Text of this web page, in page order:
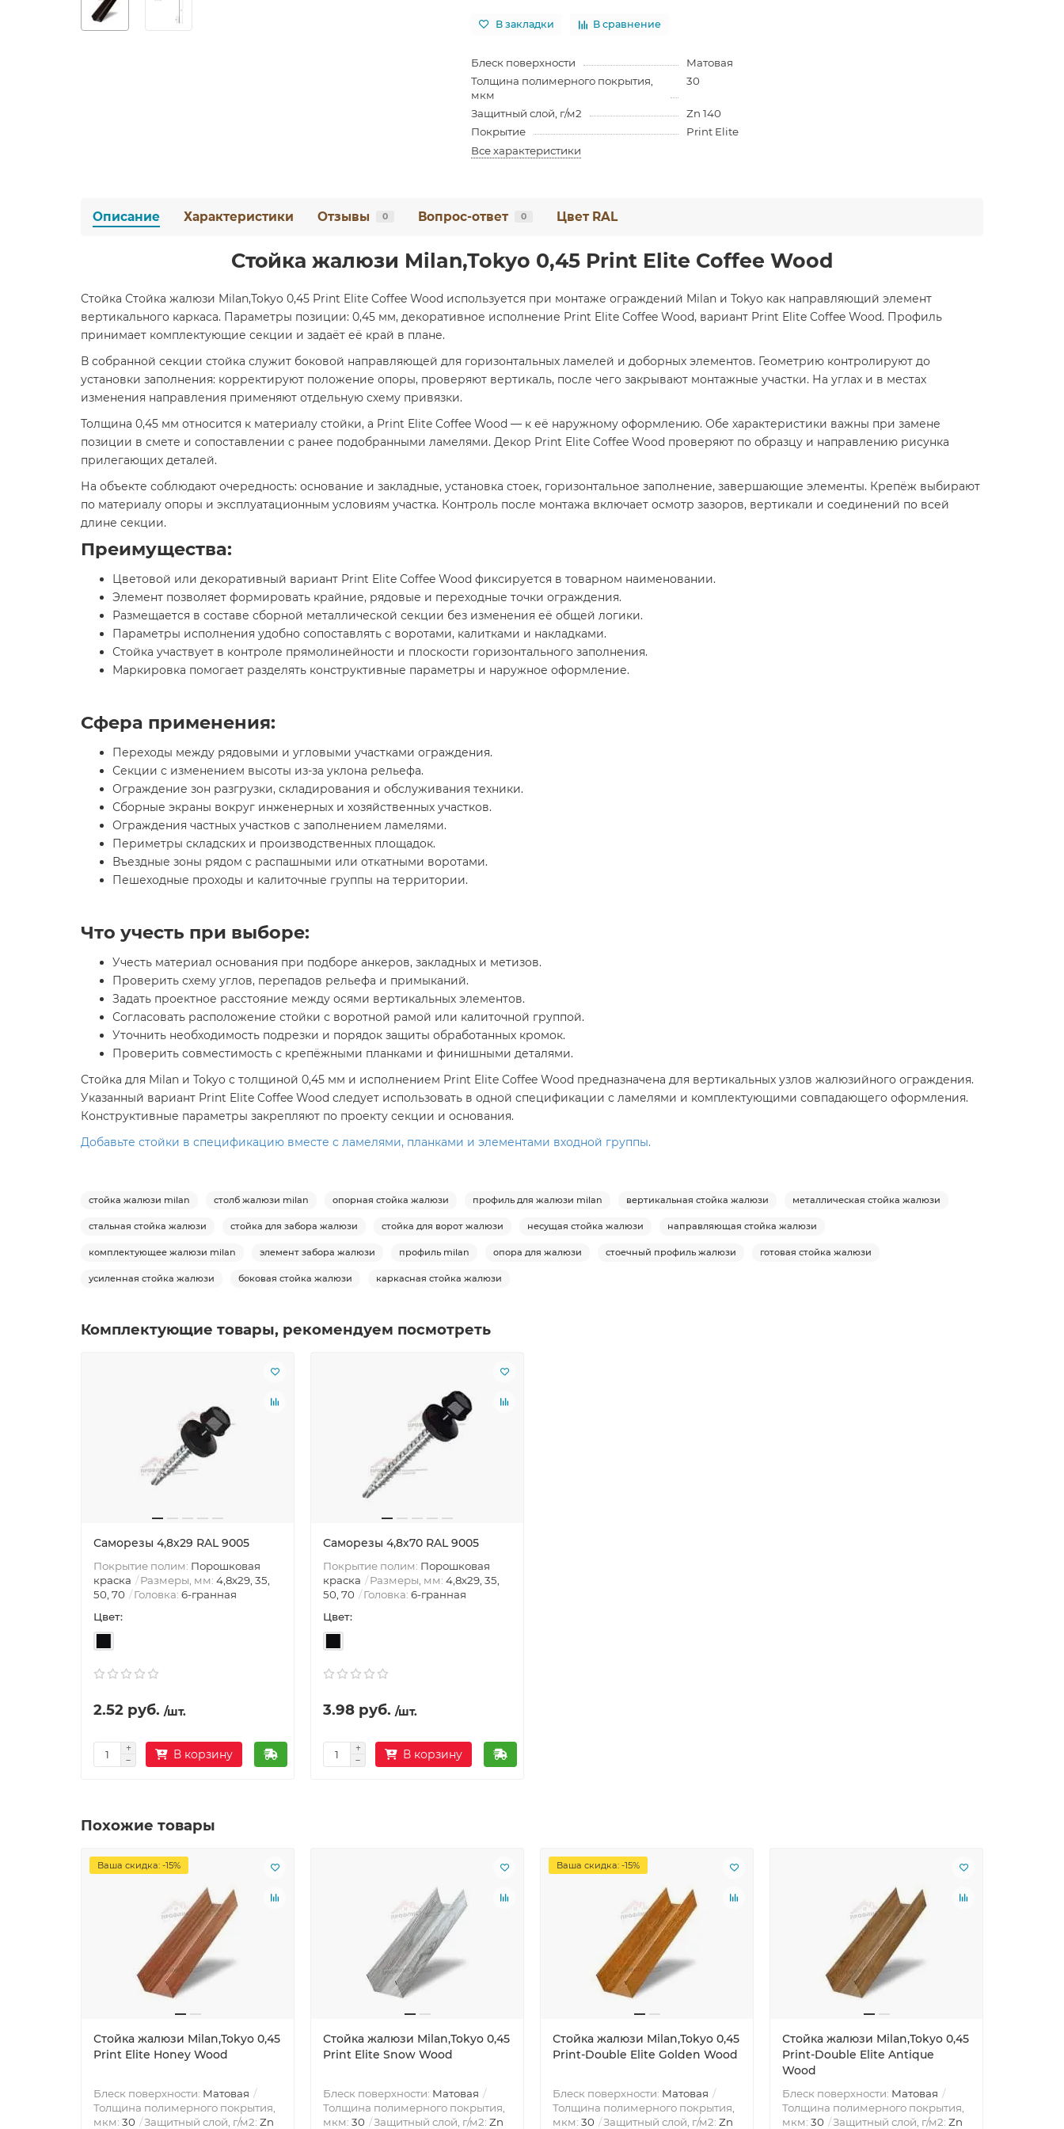
В закладки В сравнение
Блеск поверхности
Матовая
Толщина полимерного покрытия,
мкм
30
Защитный слой, г/м2
Zn 140
Покрытие
Print Elite
Все характеристики
Описание Характеристики Отзывы 0 Вопрос-ответ 0 Цвет RAL
Стойка жалюзи Milan,Tokyo 0,45 Print Elite Coffee Wood
Стойка Стойка жалюзи Milan,Tokyo 0,45 Print Elite Coffee Wood используется при монтаже ограждений Milan и Tokyo как направляющий элемент
вертикального каркаса. Параметры позиции: 0,45 мм, декоративное исполнение Print Elite Coffee Wood, вариант Print Elite Coffee Wood. Профиль
принимает комплектующие секции и задаёт её край в плане.
В собранной секции стойка служит боковой направляющей для горизонтальных ламелей и доборных элементов. Геометрию контролируют до
установки заполнения: корректируют положение опоры, проверяют вертикаль, после чего закрывают монтажные участки. На углах и в местах
изменения направления применяют отдельную схему привязки.
Толщина 0,45 мм относится к материалу стойки, а Print Elite Coffee Wood — к её наружному оформлению. Обе характеристики важны при замене
позиции в смете и сопоставлении с ранее подобранными ламелями. Декор Print Elite Coffee Wood проверяют по образцу и направлению рисунка
прилегающих деталей.
На объекте соблюдают очередность: основание и закладные, установка стоек, горизонтальное заполнение, завершающие элементы. Крепёж выбирают
по материалу опоры и эксплуатационным условиям участка. Контроль после монтажа включает осмотр зазоров, вертикали и соединений по всей
длине секции.
Преимущества:
Цветовой или декоративный вариант Print Elite Coffee Wood фиксируется в товарном наименовании.
Элемент позволяет формировать крайние, рядовые и переходные точки ограждения.
Размещается в составе сборной металлической секции без изменения её общей логики.
Параметры исполнения удобно сопоставлять с воротами, калитками и накладками.
Стойка участвует в контроле прямолинейности и плоскости горизонтального заполнения.
Маркировка помогает разделять конструктивные параметры и наружное оформление.
Сфера применения:
Переходы между рядовыми и угловыми участками ограждения.
Секции с изменением высоты из-за уклона рельефа.
Ограждение зон разгрузки, складирования и обслуживания техники.
Сборные экраны вокруг инженерных и хозяйственных участков.
Ограждения частных участков с заполнением ламелями.
Периметры складских и производственных площадок.
Въездные зоны рядом с распашными или откатными воротами.
Пешеходные проходы и калиточные группы на территории.
Что учесть при выборе:
Учесть материал основания при подборе анкеров, закладных и метизов.
Проверить схему углов, перепадов рельефа и примыканий.
Задать проектное расстояние между осями вертикальных элементов.
Согласовать расположение стойки с воротной рамой или калиточной группой.
Уточнить необходимость подрезки и порядок защиты обработанных кромок.
Проверить совместимость с крепёжными планками и финишными деталями.
Стойка для Milan и Tokyo с толщиной 0,45 мм и исполнением Print Elite Coffee Wood предназначена для вертикальных узлов жалюзийного ограждения.
Указанный вариант Print Elite Coffee Wood следует использовать в одной спецификации с ламелями и комплектующими совпадающего оформления.
Конструктивные параметры закрепляют по проекту секции и основания.
Добавьте стойки в спецификацию вместе с ламелями, планками и элементами входной группы.
стойка жалюзи milan столб жалюзи milan опорная стойка жалюзи профиль для жалюзи milan вертикальная стойка жалюзи металлическая стойка жалюзи
стальная стойка жалюзи стойка для забора жалюзи стойка для ворот жалюзи несущая стойка жалюзи направляющая стойка жалюзи
комплектующее жалюзи milan элемент забора жалюзи профиль milan опора для жалюзи стоечный профиль жалюзи готовая стойка жалюзи
усиленная стойка жалюзи боковая стойка жалюзи каркасная стойка жалюзи
Комплектующие товары, рекомендуем посмотреть
Саморезы 4,8х29 RAL 9005
Покрытие полим: Порошковая
краска
Размеры, мм: 4,8х29, 35,
50, 70
Головка: 6-гранная
Цвет:
2.52 руб. /шт.
В корзину
Саморезы 4,8х70 RAL 9005
Покрытие полим: Порошковая
краска
Размеры, мм: 4,8х29, 35,
50, 70
Головка: 6-гранная
Цвет:
3.98 руб. /шт.
В корзину
Похожие товары
Ваша скидка: -15%
Стойка жалюзи Milan,Tokyo 0,45
Print Elite Honey Wood
Блеск поверхности: Матовая
Толщина полимерного покрытия,
мкм: 30 Защитный слой, г/м2: Zn
Стойка жалюзи Milan,Tokyo 0,45
Print Elite Snow Wood
Блеск поверхности: Матовая
Толщина полимерного покрытия,
мкм: 30 Защитный слой, г/м2: Zn
Ваша скидка: -15%
Стойка жалюзи Milan,Tokyo 0,45
Print-Double Elite Golden Wood
Блеск поверхности: Матовая
Толщина полимерного покрытия,
мкм: 30 Защитный слой, г/м2: Zn
Стойка жалюзи Milan,Tokyo 0,45
Print-Double Elite Antique
Wood
Блеск поверхности: Матовая
Толщина полимерного покрытия,
мкм: 30 Защитный слой, г/м2: Zn